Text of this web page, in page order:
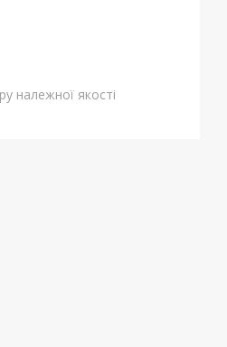
належної якості